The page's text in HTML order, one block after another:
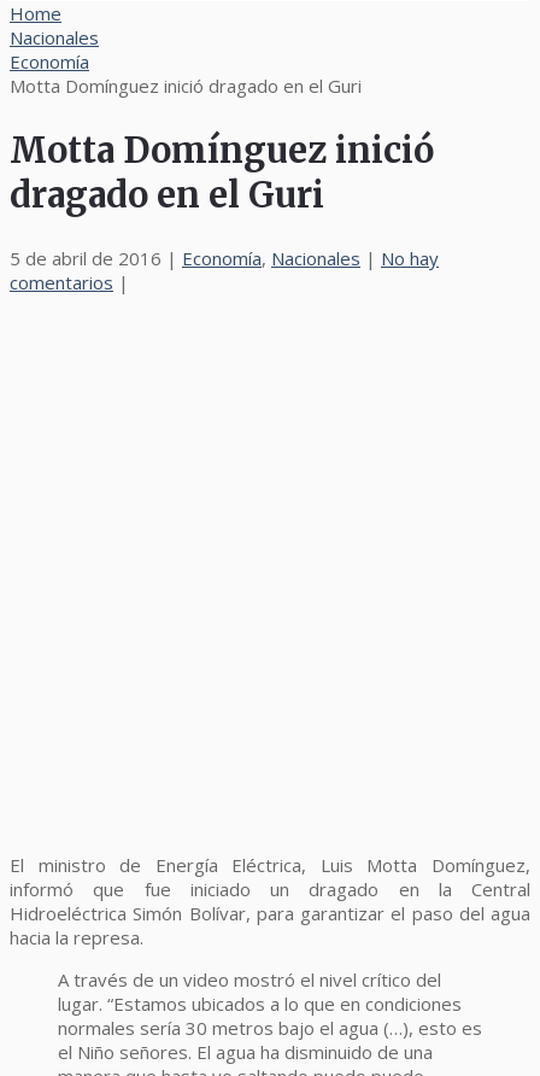
Home
Nacionales
Economía
Motta Domínguez inició dragado en el Guri
Motta Domínguez inició
dragado en el Guri
5 de abril de 2016 | Economía, Nacionales | No hay
comentarios |
El ministro de Energía Eléctrica, Luis Motta Domínguez,
informó que fue iniciado un dragado en la Central
Hidroeléctrica Simón Bolívar, para garantizar el paso del agua
hacia la represa.
A través de un video mostró el nivel crítico del
lugar. “Estamos ubicados a lo que en condiciones
normales sería 30 metros bajo el agua (…), esto es
el Niño señores. El agua ha disminuido de una